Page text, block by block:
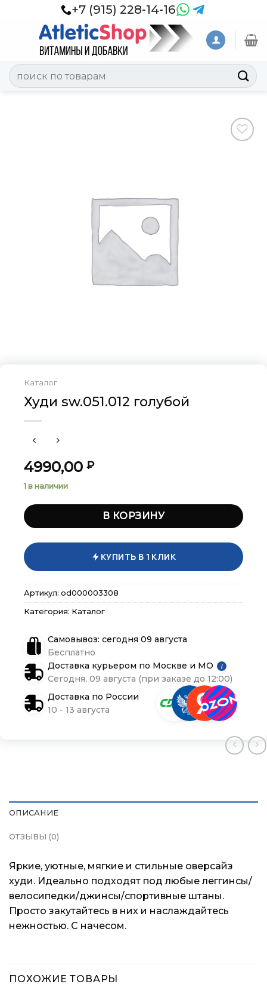
+7 (915) 228-14-16
Искать:
Каталог
Худи sw.051.012 голубой
4990,00 ₽
1 в наличии
В КОРЗИНУ
КУПИТЬ В 1 КЛИК
Артикул: od000003308
Категория: Каталог
Самовывоз: сегодня 09 августа
Бесплатно
Доставка курьером по Москве и МО
i
Сегодня, 09 августа (при заказе до 12:00)
Доставка по России
10 - 13 августа
ОПИСАНИЕ
ОТЗЫВЫ (0)
Яркие, уютные, мягкие и стильные оверсайз
худи. Идеально подходят под любые леггинсы/
велосипедки/джинсы/спортивные штаны.
Просто закутайтесь в них и наслаждайтесь
нежностью. С начесом.
ПОХОЖИЕ ТОВАРЫ
Меню ×
Каталог
Бренды
Подарочные сертификаты
Магазины
Контакты
Меню ×
Каталог
Бренды
Подарочные сертификаты
Магазины
Контакты
Меню ×
Каталог
Бренды
Подарочные сертификаты
Магазины
Контакты